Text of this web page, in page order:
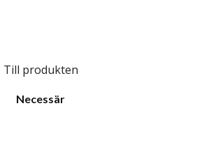
Till produkten
Necessär